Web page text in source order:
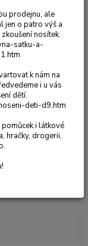
prodejnu, ale
jen o patro výš a
nosítek.
satku-a-
k nám na
i u vás
dětí.
deti-d9.htm
i látkové
hračky, drogerii,